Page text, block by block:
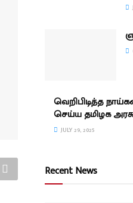
வெறிபிடித்த
செய்ய தமிழக
JULY 29, 2025
Recent News